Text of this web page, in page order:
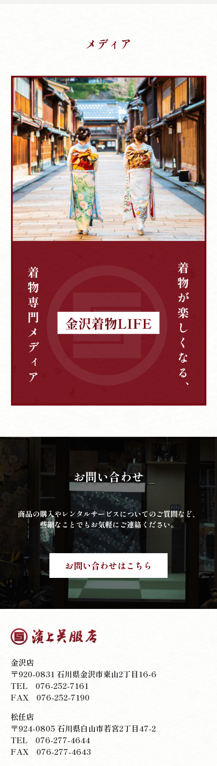
メディア
お問い合わせ
商品の購入やレンタルサービスについてのご質問など、
些細なことでもお気軽にご連絡ください。
お問い合わせはこちら
金沢店
〒920-0831 石川県金沢市東山2丁目16-6
TEL 076-252-7161
FAX 076-252-7190
松任店
〒924-0805 石川県白山市若宮2丁目47-2
TEL 076-277-4644
FAX 076-277-4643